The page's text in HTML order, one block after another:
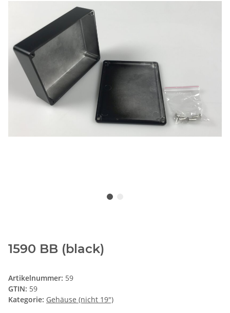
1590 BB (black)
Artikelnummer: 59
GTIN: 59
Kategorie: Gehäuse (nicht 19")